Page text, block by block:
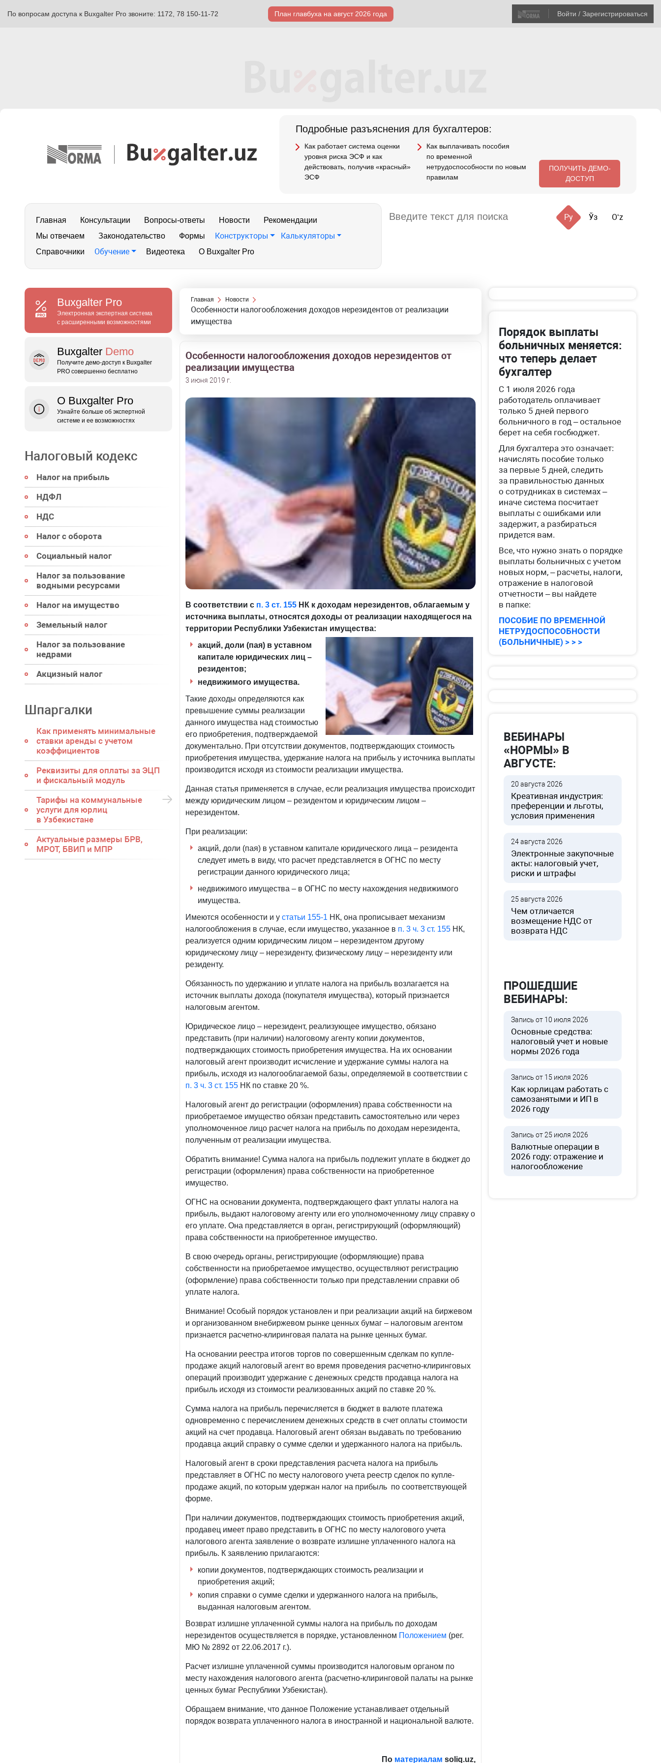
По вопросам доступа к Buxgalter Pro звоните: 1172, 78 150-11-72 План главбуха на август 2026 года Войти / Зарегистрироваться
Подробные разъяснения для бухгалтеров:
Как работает система оценки
уровня риска ЭСФ и как
действовать, получив «красный»
ЭСФ
Как выплачивать пособия
по временной
нетрудоспособности по новым
правилам
ПОЛУЧИТЬ ДЕМО-
ДОСТУП
Главная Консультации Вопросы-ответы Новости
Рекомендации
Мы отвечаем
Законодательство Формы Конструкторы Калькуляторы
Справочники Обучение Видеотека О Buxgalter Pro
Ру Ўз Oʻz
Buxgalter Pro
Электронная экспертная система
с расширенными возможностями
Buxgalter Demo
Получите демо‑доступ к Buxgalter
PRO совершенно бесплатно
О Buxgalter Pro
Узнайте больше об экспертной
системе и ее возможностях
Налоговый кодекс
Налог на прибыль
НДФЛ
НДС
Налог с оборота
Социальный налог
Налог за пользование
водными ресурсами
Налог на имущество
Земельный налог
Налог за пользование
недрами
Акцизный налог
Шпаргалки
Как применять минимальные
ставки аренды с учетом
коэффициентов
Реквизиты для оплаты за ЭЦП
и фискальный модуль
Тарифы на коммунальные
услуги для юрлиц
в Узбекистане
Актуальные размеры БРВ,
МРОТ, БВИП и МПР
Главная Новости
Особенности налогообложения доходов нерезидентов от реализации
имущества
Особенности налогообложения доходов нерезидентов от
реализации имущества
3 июня 2019 г.
В соответствии с п. 3 ст. 155НК к доходам нерезидентов, облагаемым у
источника выплаты, относятся доходы от реализации находящегося на
территории Республики Узбекистан имущества:
акций, доли (пая) в уставном
капитале юридических лиц –
резидентов;
недвижимого имущества.
Такие доходы определяются как
превышение суммы реализации
данного имущества над стоимостью
его приобретения, подтверждаемой
документально. При отсутствии документов, подтверждающих стоимость
приобретения имущества, удержание налога на прибыль у источника выплаты
производится исходя из стоимости реализации имущества.
Данная статья применяется в случае, если реализация имущества происходит
между юридическим лицом – резидентом и юридическим лицом –
нерезидентом.
При реализации:
акций, доли (пая) в уставном капитале юридического лица – резидента
следует иметь в виду, что расчет представляется в ОГНС по месту
регистрации данного юридического лица;
недвижимого имущества – в ОГНС по месту нахождения недвижимого
имущества.
Имеются особенности и у статьи 155-1 НК, она прописывает механизм
налогообложения в случае, если имущество, указанное в п. 3 ч. 3 ст. 155НК,
реализуется одним юридическим лицом – нерезидентом другому
юридическому лицу – нерезиденту, физическому лицу – нерезиденту или
резиденту.
Обязанность по удержанию и уплате налога на прибыль возлагается на
источник выплаты дохода (покупателя имущества), который признается
налоговым агентом.
Юридическое лицо – нерезидент, реализующее имущество, обязано
представить (при наличии) налоговому агенту копии документов,
подтверждающих стоимость приобретения имущества. На их основании
налоговый агент производит исчисление и удержание суммы налога на
прибыль, исходя из налогооблагаемой базы, определяемой в соответствии с
п. 3 ч. 3 ст. 155НК по ставке 20 %.
Налоговый агент до регистрации (оформления) права собственности на
приобретаемое имущество обязан представить самостоятельно или через
уполномоченное лицо расчет налога на прибыль по доходам нерезидента,
полученным от реализации имущества.
Обратить внимание! Сумма налога на прибыль подлежит уплате в бюджет до
регистрации (оформления) права собственности на приобретенное
имущество.
ОГНС на основании документа, подтверждающего факт уплаты налога на
прибыль, выдают налоговому агенту или его уполномоченному лицу справку о
его уплате. Она представляется в орган, регистрирующий (оформляющий)
права собственности на приобретенное имущество.
В свою очередь органы, регистрирующие (оформляющие) права
собственности на приобретаемое имущество, осуществляют регистрацию
(оформление) права собственности только при представлении справки об
уплате налога.
Внимание! Особый порядок установлен и при реализации акций на биржевом
и организованном внебиржевом рынке ценных бумаг – налоговым агентом
признается расчетно-клиринговая палата на рынке ценных бумаг.
На основании реестра итогов торгов по совершенным сделкам по купле-
продаже акций налоговый агент во время проведения расчетно-клиринговых
операций производит удержание с денежных средств продавца налога на
прибыль исходя из стоимости реализованных акций по ставке 20 %.
Сумма налога на прибыль перечисляется в бюджет в валюте платежа
одновременно с перечислением денежных средств в счет оплаты стоимости
акций на счет продавца. Налоговый агент обязан выдавать по требованию
продавца акций справку о сумме сделки и удержанного налога на прибыль.
Налоговый агент в сроки представления расчета налога на прибыль
представляет в ОГНС по месту налогового учета реестр сделок по купле-
продаже акций, по которым удержан налог на прибыль по соответствующей
форме.
При наличии документов, подтверждающих стоимость приобретения акций,
продавец имеет право представить в ОГНС по месту налогового учета
налогового агента заявление о возврате излишне уплаченного налога на
прибыль. К заявлению прилагаются:
копии документов, подтверждающих стоимость реализации и
приобретения акций;
копия справки о сумме сделки и удержанного налога на прибыль,
выданная налоговым агентом.
Возврат излишне уплаченной суммы налога на прибыль по доходам
нерезидентов осуществляется в порядке, установленном Положением (рег.
МЮ № 2892 от 22.06.2017 г.).
Расчет излишне уплаченной суммы производится налоговым органом по
месту нахождения налогового агента (расчетно-клиринговой палаты на рынке
ценных бумаг Республики Узбекистан).
Обращаем внимание, что данное Положение устанавливает отдельный
порядок возврата уплаченного налога в иностранной и национальной валюте.
По материалам soliq.uz,
Порядок выплаты
больничных меняется:
что теперь делает
бухгалтер
С 1 июля 2026 года
работодатель оплачивает
только 5 дней первого
больничного в год – остальное
берет на себя госбюджет.
Для бухгалтера это означает:
начислять пособие только
за первые 5 дней, следить
за правильностью данных
о сотрудниках в системах –
иначе система посчитает
выплаты с ошибками или
задержит, а разбираться
придется вам.
Все, что нужно знать о порядке
выплаты больничных с учетом
новых норм, – расчеты, налоги,
отражение в налоговой
отчетности – вы найдете
в папке:
ПОСОБИЕ ПО ВРЕМЕННОЙ
НЕТРУДОСПОСОБНОСТИ
(БОЛЬНИЧНЫЕ) > > >
ВЕБИНАРЫ
«НОРМЫ» В
АВГУСТЕ:
20 августа 2026
Креативная индустрия:
преференции и льготы,
условия применения
24 августа 2026
Электронные закупочные
акты: налоговый учет,
риски и штрафы
25 августа 2026
Чем отличается
возмещение НДС от
возврата НДС
ПРОШЕДШИЕ
ВЕБИНАРЫ:
Запись от 10 июля 2026
Основные средства:
налоговый учет и новые
нормы 2026 года
Запись от 15 июля 2026
Как юрлицам работать с
самозанятыми и ИП в
2026 году
Запись от 25 июля 2026
Валютные операции в
2026 году: отражение и
налогообложение